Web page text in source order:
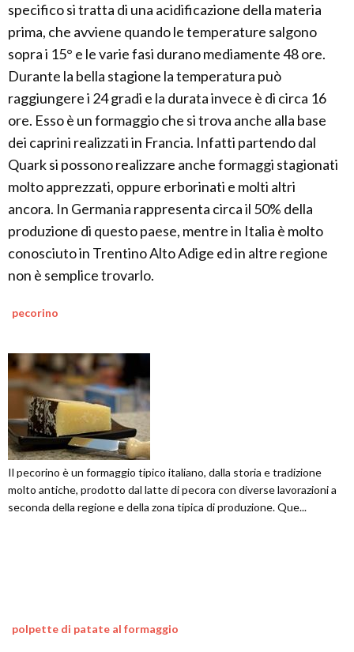
specifico si tratta di una acidificazione della materia
prima, che avviene quando le temperature salgono
sopra i 15° e le varie fasi durano mediamente 48 ore.
Durante la bella stagione la temperatura può
raggiungere i 24 gradi e la durata invece è di circa 16
ore. Esso è un formaggio che si trova anche alla base
dei caprini realizzati in Francia. Infatti partendo dal
Quark si possono realizzare anche formaggi stagionati
molto apprezzati, oppure erborinati e molti altri
ancora. In Germania rappresenta circa il 50% della
produzione di questo paese, mentre in Italia è molto
conosciuto in Trentino Alto Adige ed in altre regione
non è semplice trovarlo.
pecorino
Il pecorino è un formaggio tipico italiano, dalla storia e tradizione
molto antiche, prodotto dal latte di pecora con diverse lavorazioni a
seconda della regione e della zona tipica di produzione. Que...
polpette di patate al formaggio